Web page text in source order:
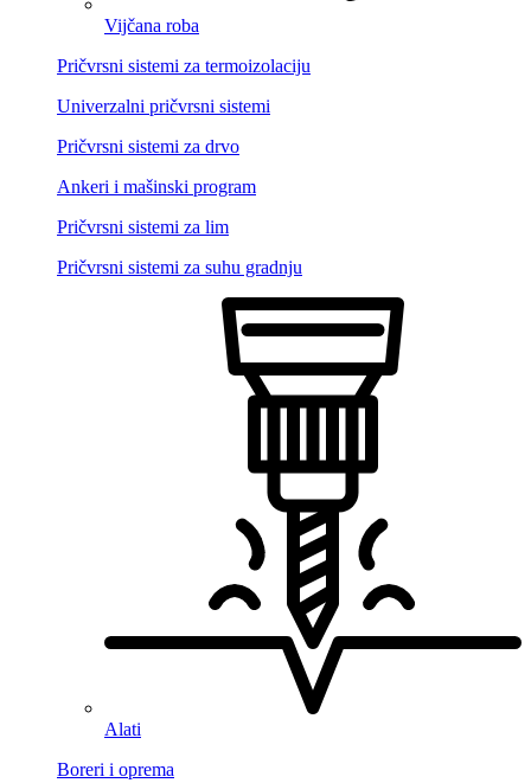
Vijčana roba
Pričvrsni sistemi za termoizolaciju
Univerzalni pričvrsni sistemi
Pričvrsni sistemi za drvo
Ankeri i mašinski program
Pričvrsni sistemi za lim
Pričvrsni sistemi za suhu gradnju
Alati
Boreri i oprema